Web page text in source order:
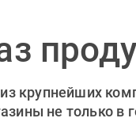
крупнейших
не только в